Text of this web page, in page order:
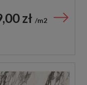
zł m2